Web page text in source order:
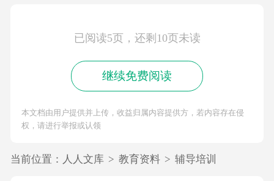
已阅读5页，还剩10页未读
继续免费阅读
本文档由用户提供并上传，收益归属内容提供方，若内容存在侵
权，请进行举报或认领
当前位置： 人人文库 > 教育资料 > 辅导培训